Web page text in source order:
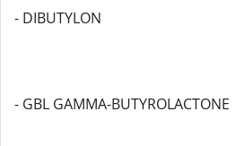
- DIBUTYLON
- GBL GAMMA-BUTYROLACTONE